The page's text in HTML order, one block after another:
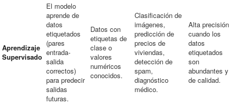
Aprendizaje
Supervisado
El modelo
aprende de
datos
etiquetados
(pares
entrada-
salida
correctos)
para predecir
salidas
futuras.
Datos con
etiquetas de
clase o
valores
numéricos
conocidos.
Clasificación de
imágenes,
predicción de
precios de
viviendas,
detección de
spam,
diagnóstico
médico.
Alta precisión
cuando los
datos
etiquetados
son
abundantes y
de calidad.